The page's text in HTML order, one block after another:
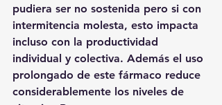
pudiera ser no sostenida pero si con
intermitencia molesta, esto impacta
incluso con la productividad
individual y colectiva. Además el uso
prolongado de este fármaco reduce
considerablemente los niveles de